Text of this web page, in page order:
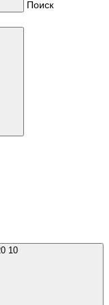
Поиск
+7 (909) 620 20 10